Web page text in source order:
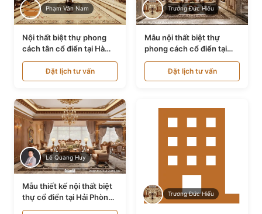
Phạm Văn Nam
Nội thất biệt thự phong
cách tân cổ điển tại Hà
Nội NT24405
Đặt lịch tư vấn
Trương Đức Hiếu
Mẫu nội thất biệt thự
phong cách cổ điển tại
Bình Dương NT24532
Đặt lịch tư vấn
Lê Quang Huy
Mẫu thiết kế nội thất biệt
thự cổ điển tại Hải Phòng
NT24535
Trương Đức Hiếu